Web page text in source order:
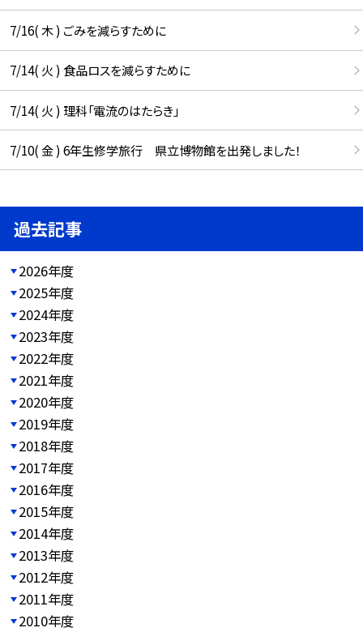
7/16( 木 ) ごみを減らすために
7/14( 火 ) 食品ロスを減らすために
7/14( 火 ) 理科「電流のはたらき」
7/10( 金 ) 6年生修学旅行 県立博物館を出発しました！
過去記事
2026年度
2025年度
2024年度
2023年度
2022年度
2021年度
2020年度
2019年度
2018年度
2017年度
2016年度
2015年度
2014年度
2013年度
2012年度
2011年度
2010年度